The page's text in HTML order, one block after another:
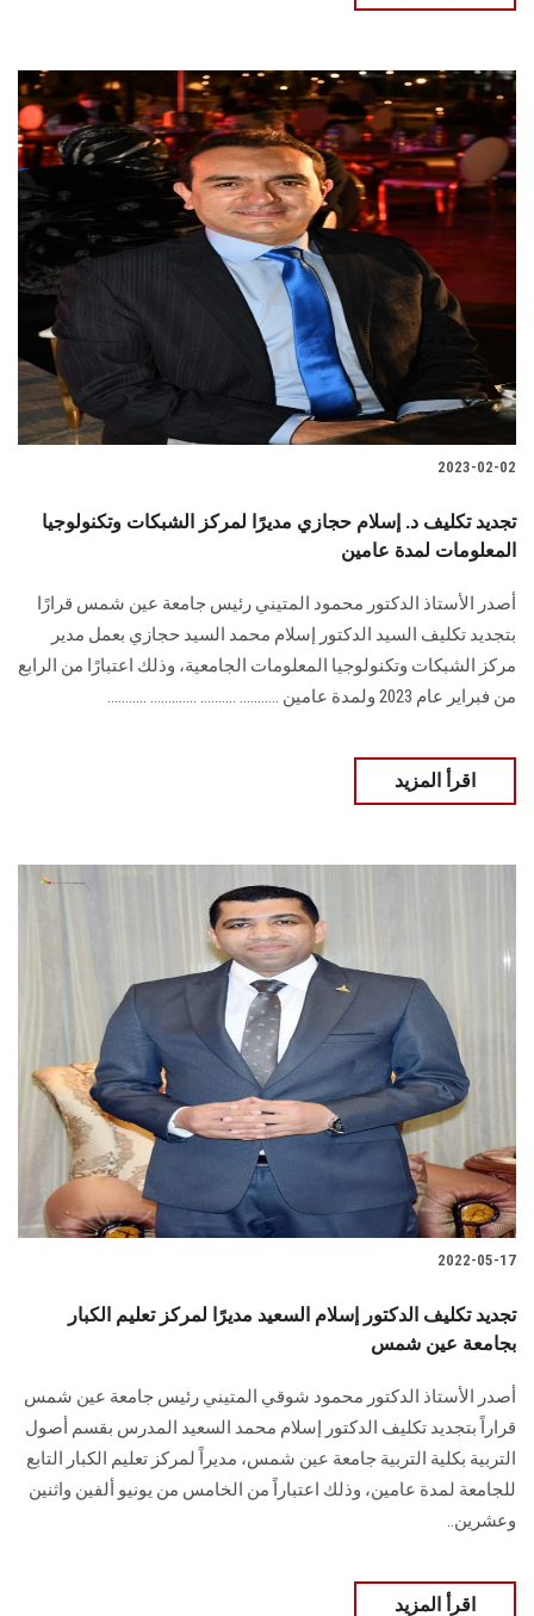
2023-02-02
تجديد تكليف د. إسلام حجازي مديرًا لمركز الشبكات وتكنولوجيا
المعلومات لمدة عامين
أصدر الأستاذ الدكتور محمود المتيني رئيس جامعة عين شمس قرارًا
بتجديد تكليف السيد الدكتور إسلام محمد السيد حجازي بعمل مدير
مركز الشبكات وتكنولوجيا المعلومات الجامعية، وذلك اعتبارًا من الرابع
من فبراير عام 2023 ولمدة عامين ........... .......... ............. ...........
اقرأ المزيد
2022-05-17
تجديد تكليف الدكتور إسلام السعيد مديرًا لمركز تعليم الكبار
بجامعة عين شمس
أصدر الأستاذ الدكتور محمود شوقي المتيني رئيس جامعة عين شمس
قراراً بتجديد تكليف الدكتور إسلام محمد السعيد المدرس بقسم أصول
التربية بكلية التربية جامعة عين شمس، مديراً لمركز تعليم الكبار التابع
للجامعة لمدة عامين، وذلك اعتباراً من الخامس من يونيو ألفين واثنين
وعشرين..
اقرأ المزيد